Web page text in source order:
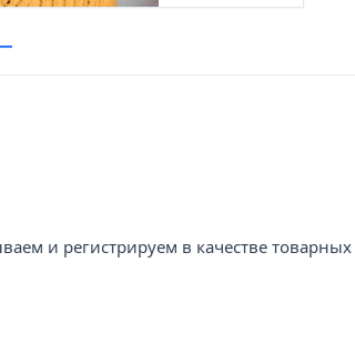
и регистрируем в качестве товарных